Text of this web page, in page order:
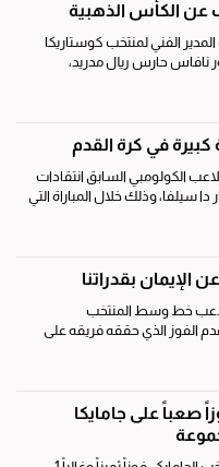
عن الكأس الذهبية
الفني لمنتخب كوستاريكا
نافاس حارس ريال مدريد،
المتحدة الأميركية وكندا
كبيرة في كرة القدم
الكولومبي السابق انتقادات
دا سيلفا، وذلك خلال المباراة التي
الإيمان بقدراتنا
خط وسط المنتخب
الفوز الذي حققه فريقه على
كولومبيا بالايمان الشديد
صعباً على جامايكا